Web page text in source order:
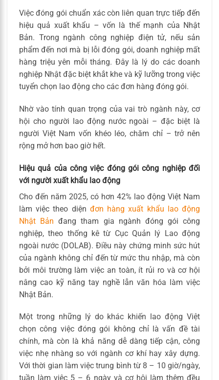
Việc đóng gói chuẩn xác còn liên quan trực tiếp đến
hiệu quả xuất khẩu – vốn là thế mạnh của Nhật
Bản. Trong ngành công nghiệp điện tử, nếu sản
phẩm đến nơi mà bị lỗi đóng gói, doanh nghiệp mất
hàng triệu yên mỗi tháng. Đây là lý do các doanh
nghiệp Nhật đặc biệt khắt khe và kỹ lưỡng trong việc
tuyển chọn lao động cho các đơn hàng đóng gói.
Nhờ vào tính quan trọng của vai trò ngành này, cơ
hội cho người lao động nước ngoài – đặc biệt là
người Việt Nam vốn khéo léo, chăm chỉ – trở nên
rộng mở hơn bao giờ hết.
Hiệu quả của công việc đóng gói công nghiệp đối
với người xuất khẩu lao động
Cho đến năm 2025, có hơn 42% lao động Việt Nam
làm việc theo diện đơn hàng xuất khẩu lao động
Nhật Bản đang tham gia ngành đóng gói công
nghiệp, theo thống kê từ Cục Quản lý Lao động
ngoài nước (DOLAB). Điều này chứng minh sức hút
của ngành không chỉ đến từ mức thu nhập, mà còn
bởi môi trường làm việc an toàn, ít rủi ro và cơ hội
nâng cao kỹ năng tay nghề lẫn văn hóa làm việc
Nhật Bản.
Một trong những lý do khác khiến lao động Việt
chọn công việc đóng gói không chỉ là vấn đề tài
chính, mà còn là khả năng dễ dàng tiếp cận, công
việc nhẹ nhàng so với ngành cơ khí hay xây dựng.
Với thời gian làm việc trung bình từ 8 – 10 giờ/ngày,
tuần làm việc 5 – 6 ngày và cơ hội làm thêm đều